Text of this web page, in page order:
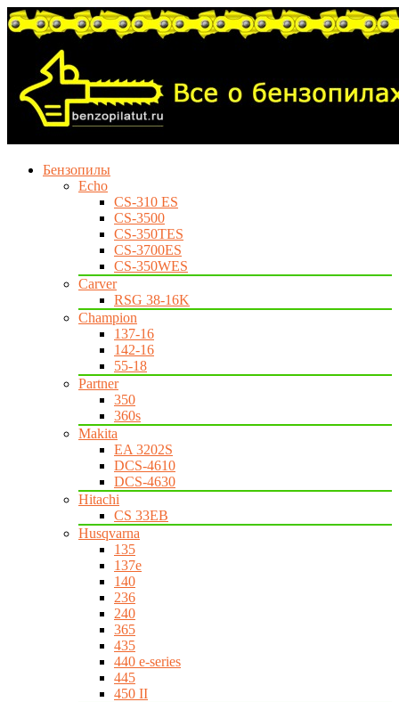
Бензопилы
Echo
CS-310 ES
CS-3500
CS-350TES
CS-3700ES
CS-350WES
Carver
RSG 38-16K
Champion
137-16
142-16
55-18
Partner
350
360s
Makita
EA 3202S
DCS-4610
DCS-4630
Hitachi
CS 33EB
Husqvarna
135
137e
140
236
240
365
435
440 e-series
445
450 II